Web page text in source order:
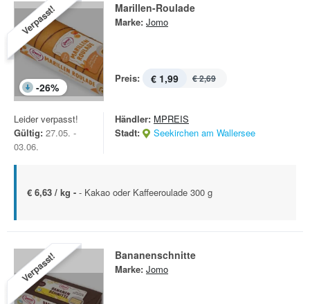
Verpasst!
-26%
Marillen-Roulade
Marke: Jomo
Preis: € 1,99 € 2,69
Leider verpasst!
Gültig: 27.05. -
03.06.
Händler: MPREIS
Stadt:
Seekirchen am Wallersee
€ 6,63 / kg - - Kakao oder Kaffeeroulade 300 g
Verpasst! Bananenschnitte
Marke: Jomo